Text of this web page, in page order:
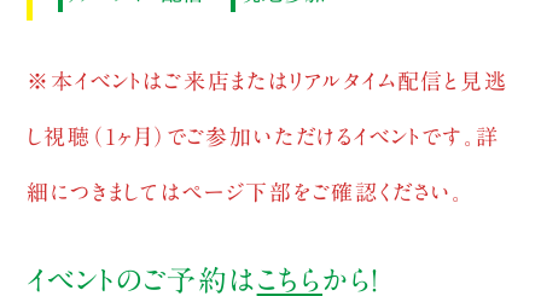
※本イベントはご来店またはリアルタイム配信と見逃
し視聴（1ヶ月）でご参加いただけるイベントです。詳
細につきましてはページ下部をご確認ください。
イベントのご予約は こちらから！